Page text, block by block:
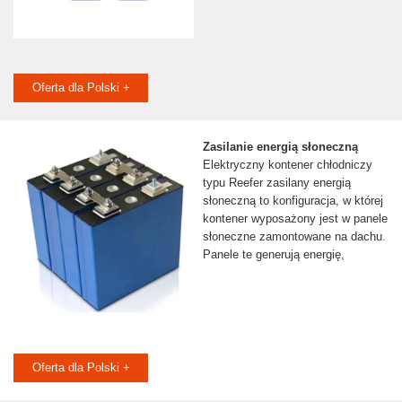
Oferta dla Polski +
Zasilanie energią słoneczną
Elektryczny kontener chłodniczy
typu Reefer zasilany energią
słoneczną to konfiguracja, w której
kontener wyposażony jest w panele
słoneczne zamontowane na dachu.
Panele te generują energię,
Oferta dla Polski +